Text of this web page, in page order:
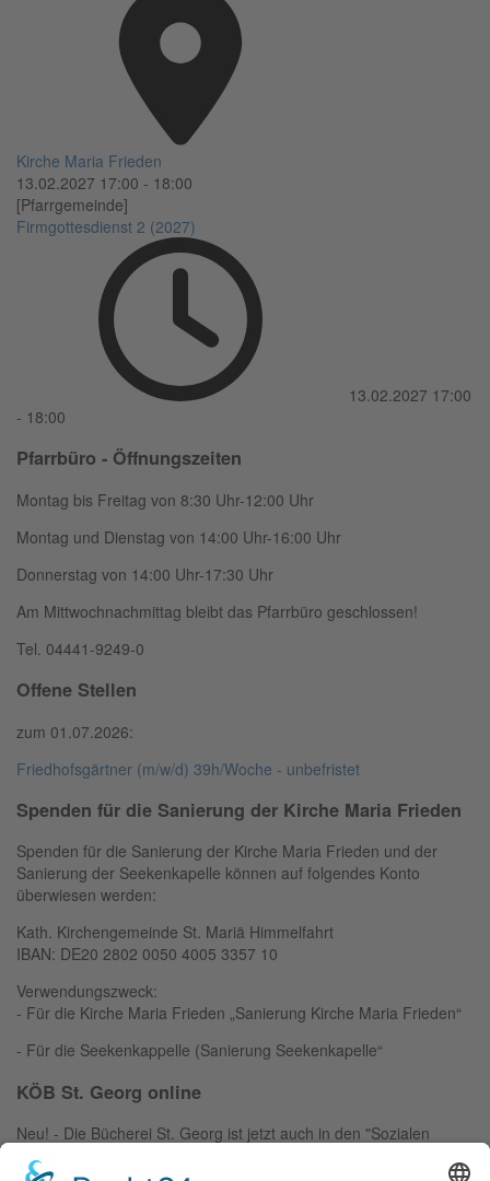
Kirche Maria Frieden
13.02.2027 17:00 - 18:00
[Pfarrgemeinde]
Firmgottesdienst 2 (2027)
13.02.2027 17:00
- 18:00
Pfarrbüro - Öffnungszeiten
Montag bis Freitag von 8:30 Uhr-12:00 Uhr
Montag und Dienstag von 14:00 Uhr-16:00 Uhr
Donnerstag von 14:00 Uhr-17:30 Uhr
Am Mittwochnachmittag bleibt das Pfarrbüro geschlossen!
Tel. 04441-9249-0
Offene Stellen
zum 01.07.2026:
Friedhofsgärtner (m/w/d) 39h/Woche - unbefristet
Spenden für die Sanierung der Kirche Maria Frieden
Spenden für die Sanierung der Kirche Maria Frieden und der
Sanierung der Seekenkapelle können auf folgendes Konto
überwiesen werden:
Kath. Kirchengemeinde St. Mariä Himmelfahrt
IBAN: DE20 2802 0050 4005 3357 10
Verwendungszweck:
- Für die Kirche Maria Frieden „Sanierung Kirche Maria Frieden“
- Für die Seekenkappelle (Sanierung Seekenkapelle“
KÖB St. Georg online
Neu! - Die Bücherei St. Georg ist jetzt auch in den "Sozialen
Medien". Einfach das Logo anklicken: